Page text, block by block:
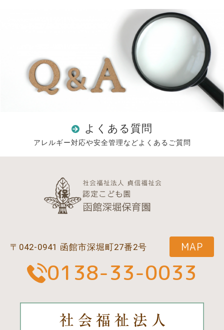
よくある質問
アレルギー対応や安全管理などよくあるご質問
〒042-0941 函館市深堀町27番2号 MAP
0138-33-0033